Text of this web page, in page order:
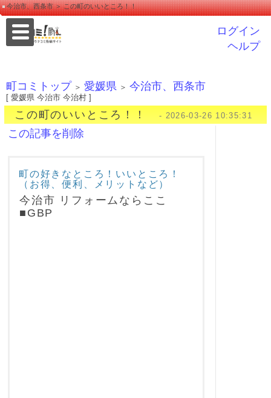
今治市、西条市 ＞ この町のいいところ！！
ログイン
ヘルプ
町コミトップ ＞ 愛媛県 ＞ 今治市、西条市
[ 愛媛県 今治市 今治村 ]
この町のいいところ！！ - 2026-03-26 10:35:31
この記事を削除
町の好きなところ！いいところ！
（お得、便利、メリットなど）
今治市 リフォームならここ
■GBP